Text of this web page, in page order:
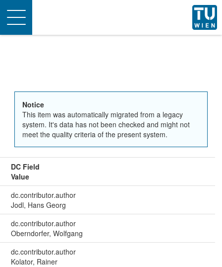
Toggle
navigation
Notice
This item was automatically migrated from a legacy
system. It's data has not been checked and might not
meet the quality criteria of the present system.
DC Field
Value
dc.contributor.author
Jodl, Hans Georg
dc.contributor.author
Oberndorfer, Wolfgang
dc.contributor.author
Kolator, Rainer